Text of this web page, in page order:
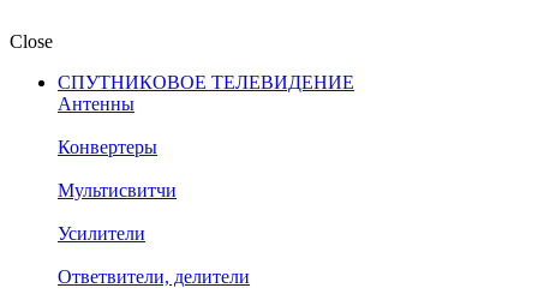
Close
СПУТНИКОВОЕ ТЕЛЕВИДЕНИЕ
Антенны
Конвертеры
Мультисвитчи
Усилители
Ответвители, делители